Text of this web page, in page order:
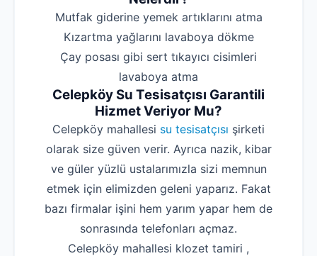
‌Mutfak giderine yemek artıklarını atma
‌Kızartma yağlarını lavaboya dökme
‌Çay posası gibi sert tıkayıcı cisimleri
lavaboya atma
Celepköy Su Tesisatçısı Garantili
Hizmet Veriyor Mu?
Celepköy mahallesi su tesisatçısı şirketi
olarak size güven verir. Ayrıca nazik, kibar
ve güler yüzlü ustalarımızla sizi memnun
etmek için elimizden geleni yaparız. Fakat
bazı firmalar işini hem yarım yapar hem de
sonrasında telefonları açmaz.
Celepköy mahallesi klozet tamiri ,